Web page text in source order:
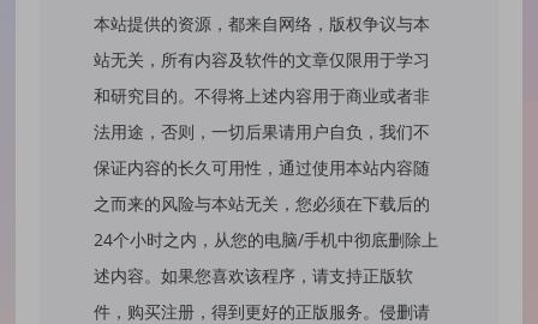
本站提供的资源，都来自网络，版权争议与本
站无关，所有内容及软件的文章仅限用于学习
和研究目的。不得将上述内容用于商业或者非
法用途，否则，一切后果请用户自负，我们不
保证内容的长久可用性，通过使用本站内容随
之而来的风险与本站无关，您必须在下载后的
24个小时之内，从您的电脑/手机中彻底删除上
述内容。如果您喜欢该程序，请支持正版软
件，购买注册，得到更好的正版服务。侵删请